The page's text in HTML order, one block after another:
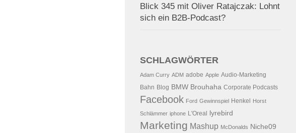
Blick 345 mit Oliver Ratajczak: Lohnt
sich ein B2B-Podcast?
SCHLAGWÖRTER
Adam Curry ADM adobe Apple Audio-Marketing
Bahn Blog BMW Brouhaha Corporate Podcasts
Facebook Ford Gewinnspiel Henkel Horst
Schlämmer iphone L'Oreal lyrebird
Marketing Mashup McDonalds Niche09